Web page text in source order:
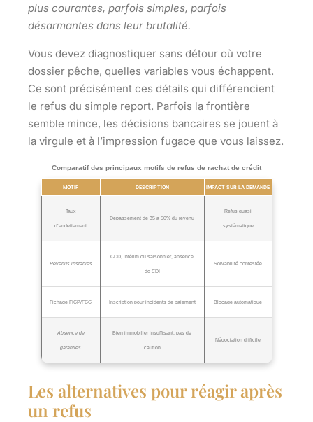
plus courantes, parfois simples, parfois
désarmantes dans leur brutalité.
Vous devez diagnostiquer sans détour où votre
dossier pêche, quelles variables vous échappent.
Ce sont précisément ces détails qui différencient
le refus du simple report. Parfois la frontière
semble mince, les décisions bancaires se jouent à
la virgule et à l’impression fugace que vous laissez.
Comparatif des principaux motifs de refus de rachat de crédit
MOTIF DESCRIPTION IMPACT SUR LA DEMANDE
Taux
d’endettement
Dépassement de 35 à 50% du revenu
Refus quasi
systématique
Revenus instables
CDD, intérim ou saisonnier, absence
de CDI
Solvabilité contestée
Fichage FICP/FCC Inscription pour incidents de paiement Blocage automatique
Absence de
garanties
Bien immobilier insuffisant, pas de
caution
Négociation difficile
Les alternatives pour réagir après
un refus